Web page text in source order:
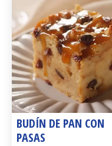
BUDÍN DE PAN CON
PASAS